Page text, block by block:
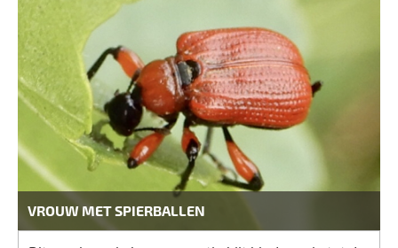
VROUW MET SPIERBALLEN